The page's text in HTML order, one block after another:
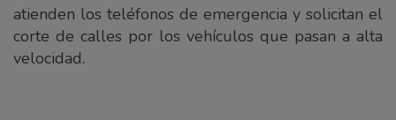
atienden los teléfonos de emergencia y solicitan el
corte de calles por los vehículos que pasan a alta
velocidad.